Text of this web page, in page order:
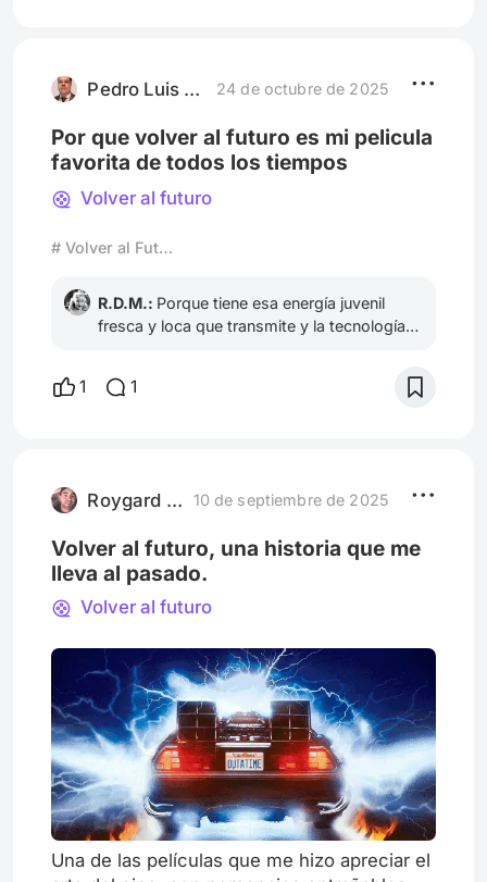
cine, los personaje
Pedro Luis Prince Monroy 24 de octubre de 2025
Por que volver al futuro es mi pelicula
favorita de todos los tiempos
Volver al futuro
# Volver al Futuro
R.D.M.: Porque tiene esa energía juvenil
fresca y loca que transmite y la tecnología
algunas cosas de volver al futuro ya la
1 1
Roygard Contreras 10 de septiembre de 2025
Volver al futuro, una historia que me
lleva al pasado.
Volver al futuro
Una de las películas que me hizo apreciar el